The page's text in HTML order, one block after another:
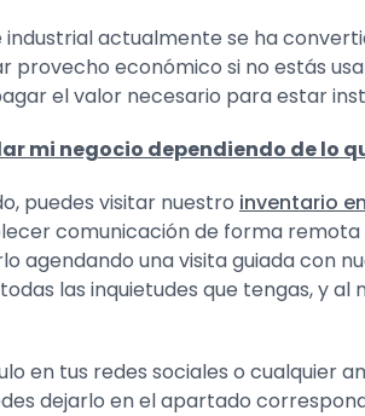
actualmente se ha
provecho económico si no estás
el valor necesario para estar
mi negocio dependiendo de lo
puedes visitar nuestro inventario
comunicación de forma
agendando una visita guiada con
las inquietudes que tengas, y
en tus redes sociales o cualquier
dejarlo en el apartado